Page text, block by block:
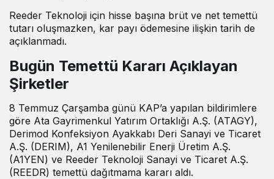
Reeder Teknoloji için hisse başına brüt ve net temettü
tutarı oluşmazken, kar payı ödemesine ilişkin tarih de
açıklanmadı.
Bugün Temettü Kararı Açıklayan
Şirketler
8 Temmuz Çarşamba günü KAP’a yapılan bildirimlere
göre Ata Gayrimenkul Yatırım Ortaklığı A.Ş. (ATAGY),
Derimod Konfeksiyon Ayakkabı Deri Sanayi ve Ticaret
A.Ş. (DERIM), A1 Yenilenebilir Enerji Üretim A.Ş.
(A1YEN) ve Reeder Teknoloji Sanayi ve Ticaret A.Ş.
(REEDR) temettü dağıtmama kararı aldı.